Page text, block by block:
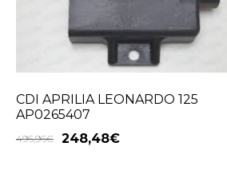
CDI APRILIA LEONARDO 125
AP0265407
496,96€ 248,48€